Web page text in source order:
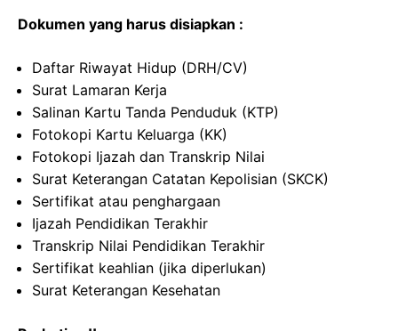
Dokumen yang harus disiapkan :
Daftar Riwayat Hidup (DRH/CV)
Surat Lamaran Kerja
Salinan Kartu Tanda Penduduk (KTP)
Fotokopi Kartu Keluarga (KK)
Fotokopi Ijazah dan Transkrip Nilai
Surat Keterangan Catatan Kepolisian (SKCK)
Sertifikat atau penghargaan
Ijazah Pendidikan Terakhir
Transkrip Nilai Pendidikan Terakhir
Sertifikat keahlian (jika diperlukan)
Surat Keterangan Kesehatan